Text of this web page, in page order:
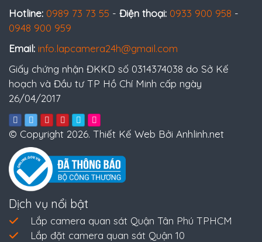
Hotline: 0989 73 73 55 - Điện thoại: 0933 900 958 -
0948 900 959
Email: info.lapcamera24h@gmail.com
Giấy chứng nhận ĐKKD số 0314374038 do Sở Kế
hoạch và Đầu tư TP Hồ Chí Minh cấp ngày
26/04/2017
© Copyright 2026. Thiết Kế Web Bởi Anhlinh.net
Dịch vụ nổi bật
Lắp camera quan sát Quận Tân Phú TPHCM
Lắp đặt camera quan sát Quận 10